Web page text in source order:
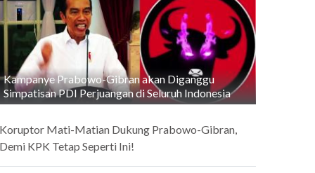
Kampanye Prabowo-Gibran akan Diganggu
Simpatisan PDI Perjuangan di Seluruh Indonesia
Mati-Matian Dukung Prabowo-Gibran,
KPK Tetap Seperti Ini!